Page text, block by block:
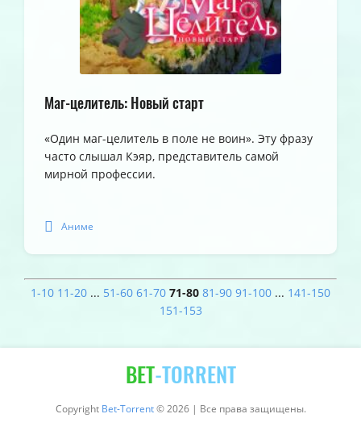
Маг-целитель: Новый старт
«Один маг-целитель в поле не воин». Эту фразу
часто слышал Кэяр, представитель самой
мирной профессии.
Аниме
1-10 11-20 ... 51-60 61-70 71-80 81-90 91-100 ... 141-150
151-153
BET-TORRENT
Copyright Bet-Torrent© 2026 | Все права защищены.